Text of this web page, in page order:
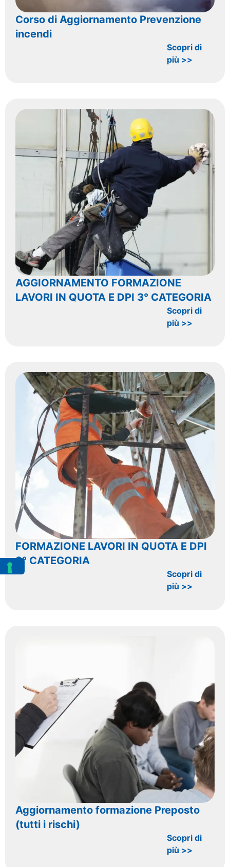
Corso di Aggiornamento Prevenzione
incendi
Scopri di
più >>
AGGIORNAMENTO FORMAZIONE
LAVORI IN QUOTA E DPI 3° CATEGORIA
Scopri di
più >>
FORMAZIONE LAVORI IN QUOTA E DPI
3° CATEGORIA
Scopri di
più >>
Aggiornamento formazione Preposto
(tutti i rischi)
Scopri di
più >>